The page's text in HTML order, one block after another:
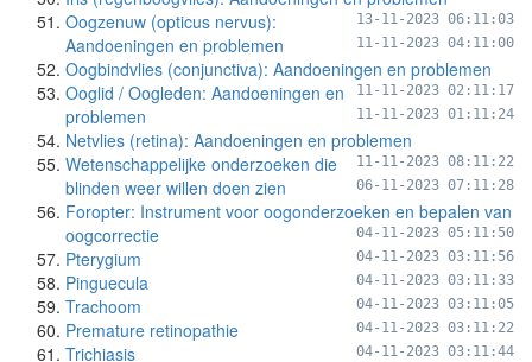
13-11-2023 06:11:03
Oogzenuw (opticus nervus):
Aandoeningen en problemen
11-11-2023 04:11:00
Oogbindvlies (conjunctiva): Aandoeningen en problemen
11-11-2023 02:11:17
Ooglid / Oogleden: Aandoeningen en
problemen
11-11-2023 01:11:24
Netvlies (retina): Aandoeningen en problemen
11-11-2023 08:11:22
Wetenschappelijke onderzoeken die
blinden weer willen doen zien
06-11-2023 07:11:28
Foropter: Instrument voor oogonderzoeken en bepalen van
oogcorrectie
04-11-2023 05:11:50
Pterygium 04-11-2023 03:11:56
Pinguecula 04-11-2023 03:11:33
Trachoom 04-11-2023 03:11:05
Premature retinopathie 04-11-2023 03:11:22
Trichiasis 04-11-2023 03:11:44